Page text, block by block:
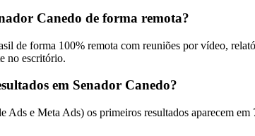
Canedo de forma remota?
de forma 100% remota com reuniões por vídeo,
no escritório.
em Senador Canedo?
Ads e Meta Ads) os primeiros resultados aparecem